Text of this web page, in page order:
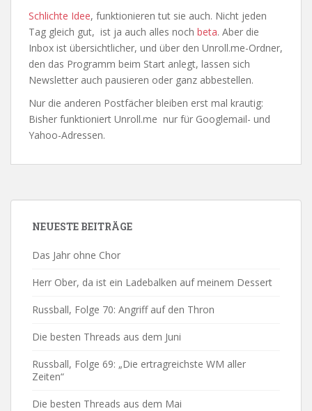
Schlichte Idee, funktionieren tut sie auch. Nicht jeden
Tag gleich gut, ist ja auch alles noch beta. Aber die
Inbox ist übersichtlicher, und über den Unroll.me-Ordner,
den das Programm beim Start anlegt, lassen sich
Newsletter auch pausieren oder ganz abbestellen.
Nur die anderen Postfächer bleiben erst mal krautig:
Bisher funktioniert Unroll.me nur für Googlemail- und
Yahoo-Adressen.
NEUESTE BEITRÄGE
Das Jahr ohne Chor
Herr Ober, da ist ein Ladebalken auf meinem Dessert
Russball, Folge 70: Angriff auf den Thron
Die besten Threads aus dem Juni
Russball, Folge 69: „Die ertragreichste WM aller
Zeiten“
Die besten Threads aus dem Mai